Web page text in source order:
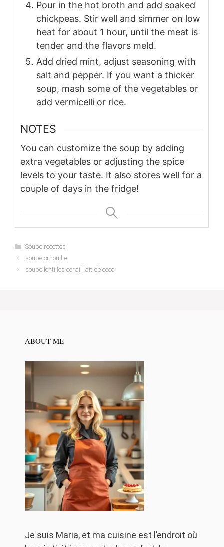
Pour in the hot broth and add soaked
chickpeas. Stir well and simmer on low
heat for about 1 hour, until the meat is
tender and the flavors meld.
Add dried mint, adjust seasoning with
salt and pepper. If you want a thicker
soup, mash some of the vegetables or
add vermicelli or rice.
NOTES
You can customize the soup by adding
extra vegetables or adjusting the spice
levels to your taste. It also stores well for a
couple of days in the fridge!
Categories
Soupe recettes
soupe citrouille
soupe lentilles corail lait de coco
ABOUT ME
Je suis Maria, et ma cuisine est l’endroit où